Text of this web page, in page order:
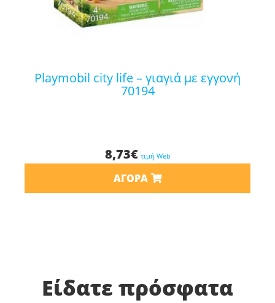
playmobil city life – γιαγιά με εγγονή
70194
8,73€ τιμή Web
ΑΓΟΡΆ
Είδατε πρόσφατα